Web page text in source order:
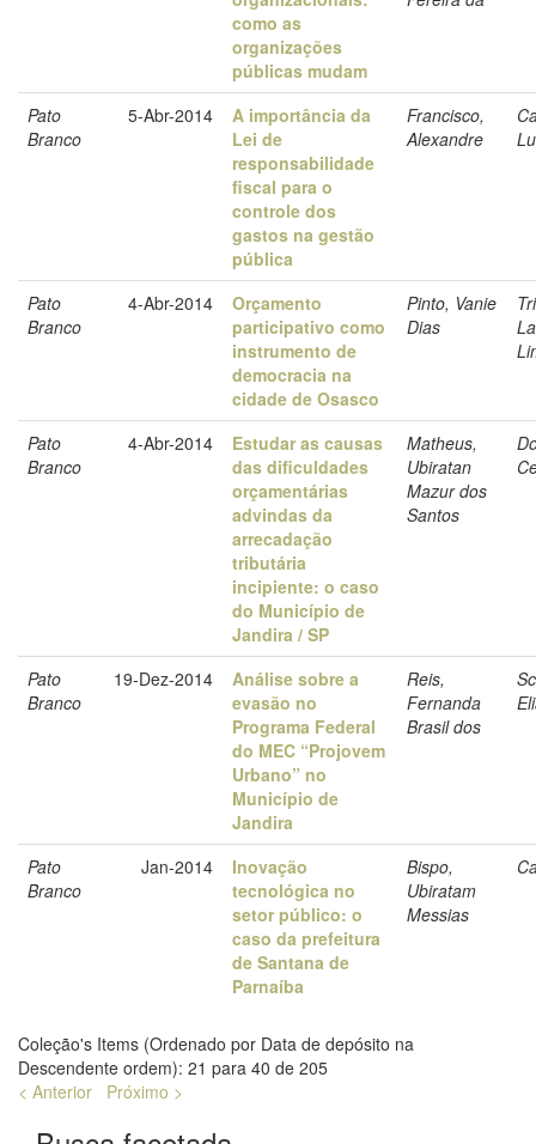
como as
organizações
públicas mudam
Pato
Branco
5-Abr-2014
A importância da
Lei de
responsabilidade
fiscal para o
controle dos
gastos na gestão
pública
Francisco,
Alexandre
Pato
Branco
4-Abr-2014
Orçamento
participativo como
instrumento de
democracia na
cidade de Osasco
Pinto, Vanie
Dias
Pato
Branco
4-Abr-2014
Estudar as causas
das dificuldades
orçamentárias
advindas da
arrecadação
tributária
incipiente: o caso
do Município de
Jandira / SP
Matheus,
Ubiratan
Mazur dos
Santos
Pato
Branco
19-Dez-2014
Análise sobre a
evasão no
Programa Federal
do MEC “Projovem
Urbano” no
Município de
Jandira
Reis,
Fernanda
Brasil dos
Pato
Branco
Jan-2014
Inovação
tecnológica no
setor público: o
caso da prefeitura
de Santana de
Parnaíba
Bispo,
Ubiratam
Messias
Coleção's Items (Ordenado por Data de depósito na
Descendente ordem): 21 para 40 de 205
< Anterior
Próximo >